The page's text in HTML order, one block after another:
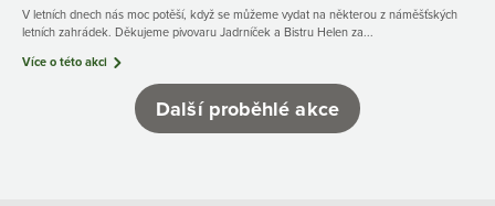
V letních dnech nás moc potěší, když se můžeme vydat na některou z náměšťských
letních zahrádek. Děkujeme pivovaru Jadrníček a Bistru Helen za...
Více o této akci
Další proběhlé akce